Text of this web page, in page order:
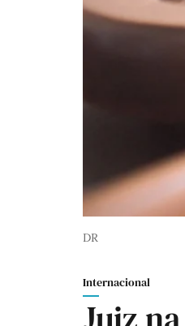
DR
Internacional